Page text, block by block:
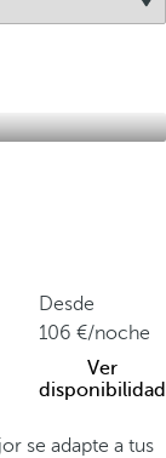
Desde
106
/noche
Ver
disponibilidad
se adapte a tus